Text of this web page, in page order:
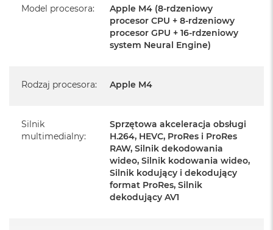
Zasilacz o mocy 143W
Przewód USB‑C do ładowania
Model procesora:
Apple M4 (8-rdzeniowy
procesor CPU + 8-rdzeniowy
procesor GPU + 16-rdzeniowy
system Neural Engine)
Rodzaj procesora: Apple M4
Silnik
multimedialny:
Sprzętowa akceleracja obsługi
H.264, HEVC, ProRes i ProRes
RAW, Silnik dekodowania
wideo, Silnik kodowania wideo,
Silnik kodujący i dekodujący
format ProRes, Silnik
dekodujący AV1